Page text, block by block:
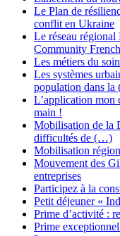
Le Plan de
conflit en Ukraine
Le réseau
Community
Les métiers du
Les systèmes
population dans
L’application mon
main !
Mobilisation de la
difficultés de (…)
Mobilisation
Mouvement des
entreprises
Participez à la
Petit déjeuner «
Prime d’activité :
Prime